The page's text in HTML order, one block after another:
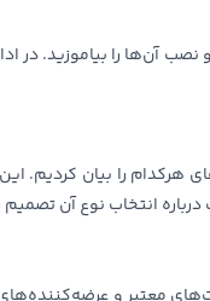
آن‌ها را بیاموزید. در
هرکدام را بیان کردیم‌.
انتخاب نوع آن تصمیم